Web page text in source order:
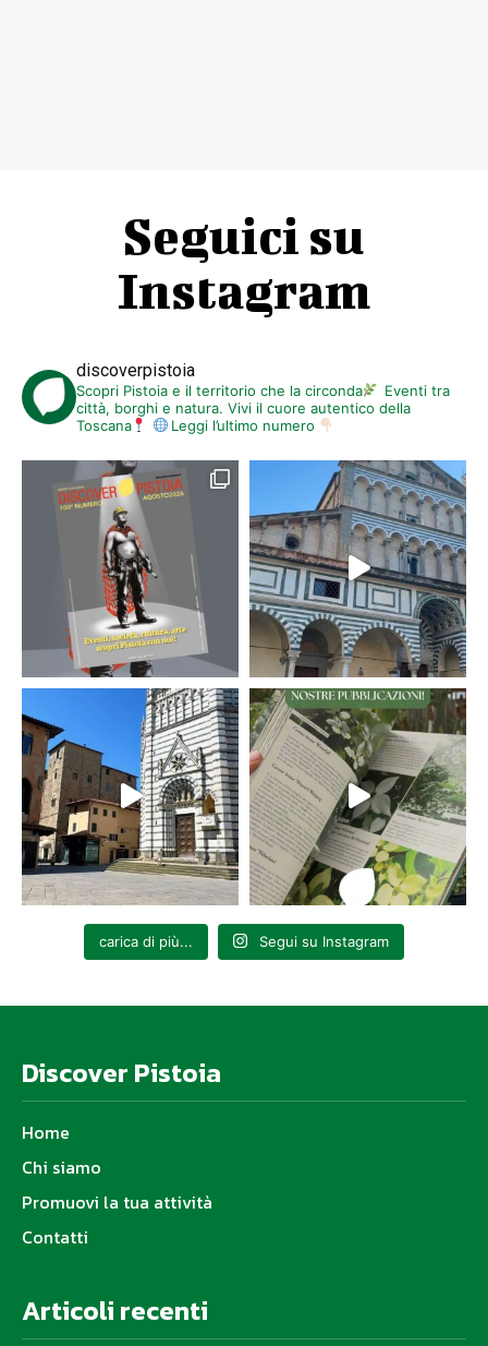
Seguici su
Instagram
discoverpistoia
Scopri Pistoia e il territorio che la circonda
Eventi tra
città, borghi e natura. Vivi il cuore autentico della
Toscana
Leggi l’ultimo numero
carica di più... Segui su Instagram
Discover Pistoia
Home
Chi siamo
Promuovi la tua attività
Contatti
Articoli recenti